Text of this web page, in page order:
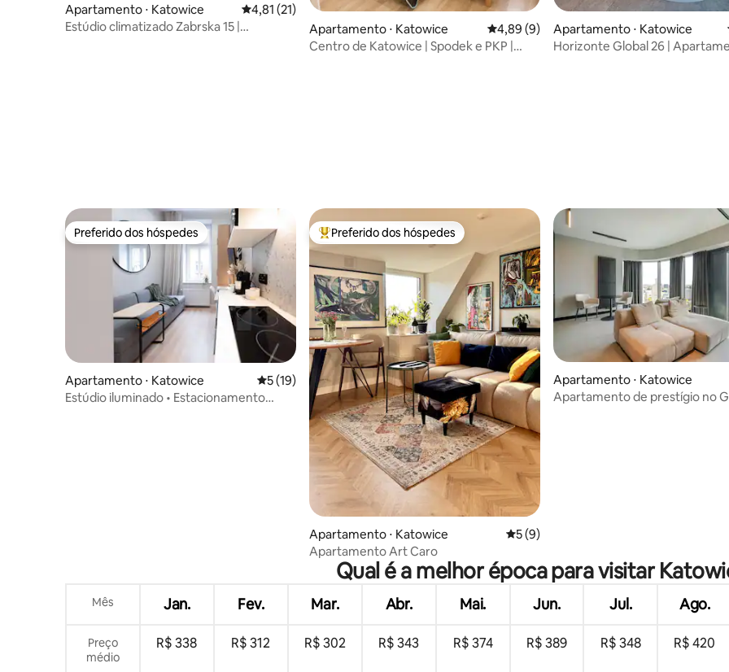
Apartamento ⋅ Katowice 4,81 de uma avaliação média de 5, 21 avaliações
4,81 (21)
Estúdio climatizado Zabrska 15 |
Apartamento ⋅ Katowice 4,89 de uma avaliação média de 5, 9
4,89 (9)
Centro de Katowice | Spodek e PKP |
Apartamento ⋅ Katowice
Horizonte Global 26 |
Preferido dos hóspedes
Preferido dos hóspedes
Apartamento ⋅ Katowice 5 de uma avaliação média de 5, 19 avaliações
5 (19)
Estúdio iluminado • Estacionamento
Entre os melhores preferidos dos hóspedes
Preferido dos hóspedes
Apartamento ⋅ Katowice 5 de uma avaliação média de 5, 9
5 (9)
Apartamento Art Caro
Apartamento ⋅ Katowice
Apartamento de prestígio no
Qual é a melhor época para visitar
Mês Jan. Fev. Mar. Abr. Mai. Jun. Jul. Ago.
Preço
médio
R$ 338 R$ 312 R$ 302 R$ 343 R$ 374 R$ 389 R$ 348 R$ 420